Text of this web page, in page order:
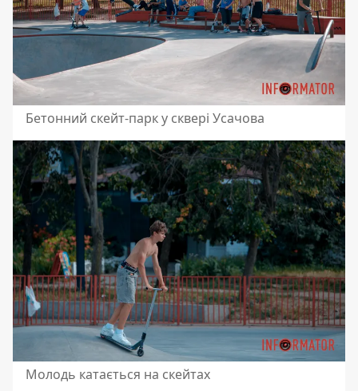
Бетонний скейт-парк у сквері Усачова
Молодь катається на скейтах